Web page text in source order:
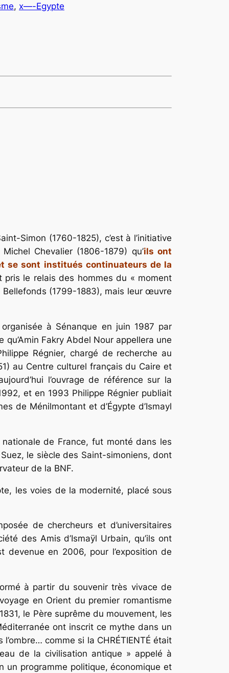
, x—-Egypte
Simon (1760-1825), c’est à l’initiative
Chevalier (1806-1879) qu’ils ont
se sont institués continuateurs de la
le relais des hommes du « moment
(1799-1883), mais leur œuvre
organisée à Sénanque en juin 1987 par
Fakry Abdel Nour appellera une
Régnier, chargé de recherche au
au Centre culturel français du Caire et
l’ouvrage de référence sur la
et en 1993 Philippe Régnier publiait
de Ménilmontant et d’Égypted’Ismayl
de France, fut monté dans les
le siècle des Saint-simoniens,dont
de la BNF.
les voies de la modernité, placé sous
de chercheurs et d’universitaires
des Amis d’Ismaÿl Urbain, qu’ils ont
en 2006, pour l’exposition de
à partir du souvenir très vivace de
en Orient du premier romantisme
le Père suprême du mouvement, les
ont inscrit ce mythe dans un
comme si la CHRÉTIENTÉ était
de la civilisation antique » appelé à
un programme politique, économique et